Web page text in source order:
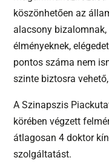
köszönhetően az
alacsony
élményeknek,
pontos száma nem
szinte biztosra
A Szinapszis
körében végzett
átlagosan 4 doktor
szolgáltatást.